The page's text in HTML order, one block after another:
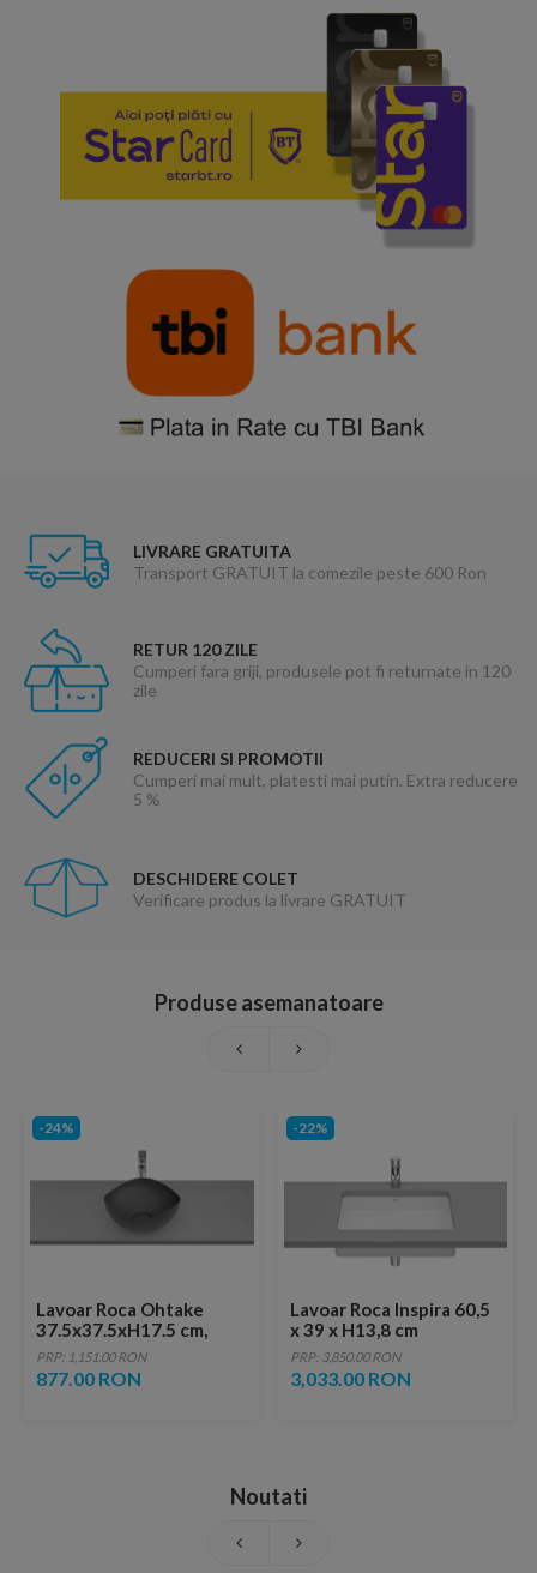
LIVRARE GRATUITA
Transport GRATUIT la comezile peste 600 Ron
RETUR 120 ZILE
Cumperi fara griji, produsele pot fi returnate in 120
zile
REDUCERI SI PROMOTII
Cumperi mai mult, platesti mai putin. Extra reducere
5 %
DESCHIDERE COLET
Verificare produs la livrare GRATUIT
Produse asemanatoare
-24%
Lavoar Roca Ohtake
37.5x37.5xH17.5 cm,
culoare onyx
PRP: 1,151.00 RON
877.00 RON
-22%
Lavoar Roca Inspira 60,5
x 39 x H13,8 cm
PRP: 3,850.00 RON
3,033.00 RON
Noutati